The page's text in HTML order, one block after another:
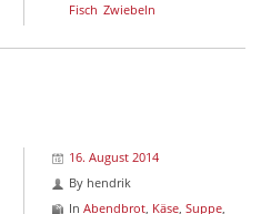
Fisch Zwiebeln
16. August 2014
By hendrik
InAbendbrot, Käse,Suppe,